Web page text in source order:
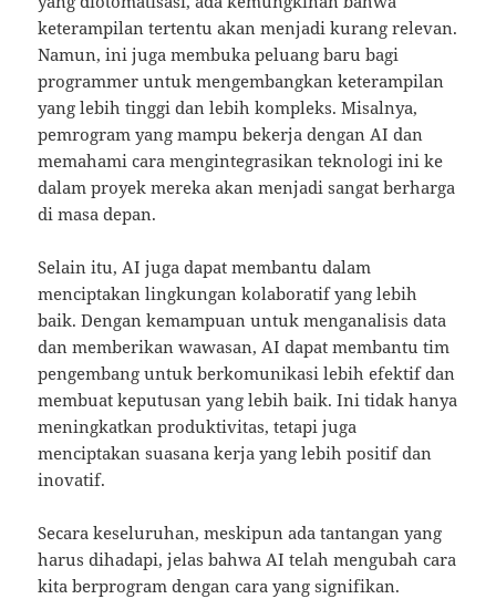
keterampilan tertentu akan menjadi kurang relevan.
Namun, ini juga membuka peluang baru bagi
programmer untuk mengembangkan keterampilan
yang lebih tinggi dan lebih kompleks. Misalnya,
pemrogram yang mampu bekerja dengan AI dan
memahami cara mengintegrasikan teknologi ini ke
dalam proyek mereka akan menjadi sangat berharga
di masa depan.
Selain itu, AI juga dapat membantu dalam
menciptakan lingkungan kolaboratif yang lebih
baik. Dengan kemampuan untuk menganalisis data
dan memberikan wawasan, AI dapat membantu tim
pengembang untuk berkomunikasi lebih efektif dan
membuat keputusan yang lebih baik. Ini tidak hanya
meningkatkan produktivitas, tetapi juga
menciptakan suasana kerja yang lebih positif dan
inovatif.
Secara keseluruhan, meskipun ada tantangan yang
harus dihadapi, jelas bahwa AI telah mengubah cara
kita berprogram dengan cara yang signifikan.